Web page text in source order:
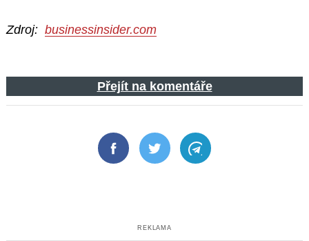
Zdroj: businessinsider.com
Přejít na komentáře
FacebookTwitter Telegram
REKLAMA